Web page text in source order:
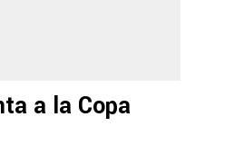
a la Copa